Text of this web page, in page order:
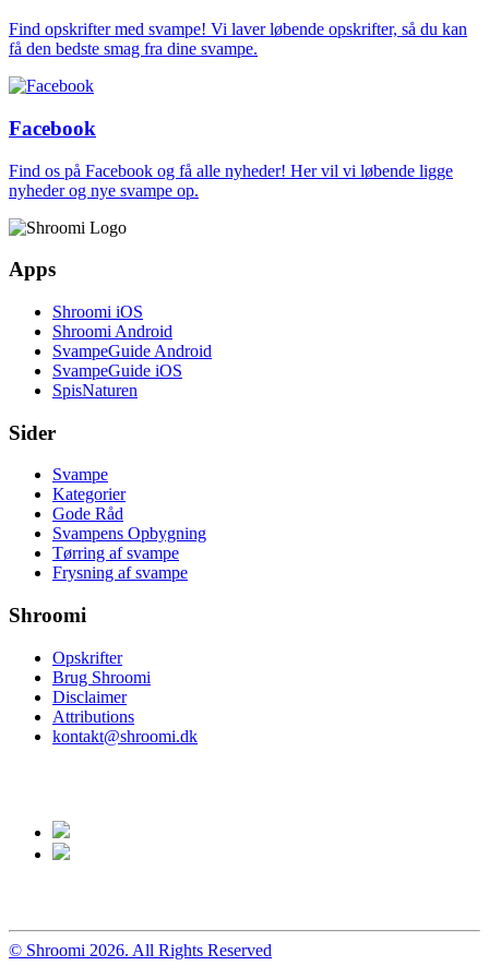
Find opskrifter med svampe! Vi laver løbende opskrifter, så du kan
få den bedste smag fra dine svampe.
Facebook
Find os på Facebook og få alle nyheder! Her vil vi løbende ligge
nyheder og nye svampe op.
Apps
Shroomi iOS
Shroomi Android
SvampeGuide Android
SvampeGuide iOS
SpisNaturen
Sider
Svampe
Kategorier
Gode Råd
Svampens Opbygning
Tørring af svampe
Frysning af svampe
Shroomi
Opskrifter
Brug Shroomi
Disclaimer
Attributions
kontakt@shroomi.dk
© Shroomi 2026. All Rights Reserved